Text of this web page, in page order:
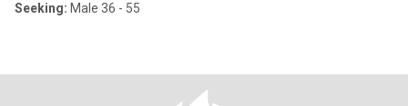
Seeking: Male 36 - 55